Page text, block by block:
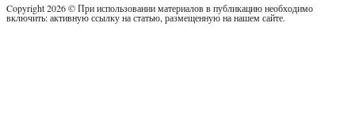
Copyright 2026 © При использовании материалов в публикацию необходимо
включить: активную ссылку на статью, размещенную на нашем сайте.